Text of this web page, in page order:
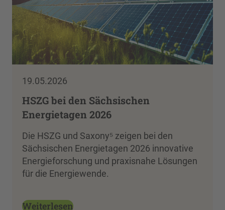
19.05.2026
HSZG bei den Sächsischen
Energietagen 2026
Die HSZG und Saxony⁵ zeigen bei den
Sächsischen Energietagen 2026 innovative
Energieforschung und praxisnahe Lösungen
für die Energiewende.
Weiterlesen